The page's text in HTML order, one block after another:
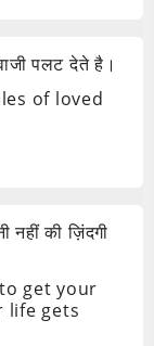
पलट देते है।
of loved
नहीं की ज़िंदगी
get your
life gets